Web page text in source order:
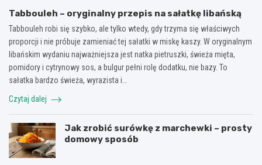
Tabbouleh – oryginalny przepis na sałatkę libańską
Tabbouleh robi się szybko, ale tylko wtedy, gdy trzyma się właściwych
proporcji i nie próbuje zamieniać tej sałatki w miskę kaszy. W oryginalnym
libańskim wydaniu najważniejsza jest natka pietruszki, świeża mięta,
pomidory i cytrynowy sos, a bulgur pełni rolę dodatku, nie bazy. To
sałatka bardzo świeża, wyrazista i…
Czytaj dalej
Jak zrobić surówkę z marchewki – prosty
domowy sposób